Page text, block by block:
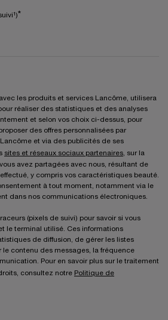
*
les produits et services Lancôme, utilisera
réaliser des statistiques et des analyses
et selon vos choix ci-dessus, pour
des offres personnalisées par
et via des publicités de ses
sites et réseaux sociaux partenaires, sur la
avez partagées avec nous, résultant de
y compris vos caractéristiques beauté.
à tout moment, notamment via le
dans nos communications électroniques.
(pixels de suivi) pour savoir si vous
le terminal utilisé. Ces informations
de diffusion, de gérer les listes
le contenu des messages, la fréquence
Pour en savoir plus sur le traitement
consultez notre Politique de